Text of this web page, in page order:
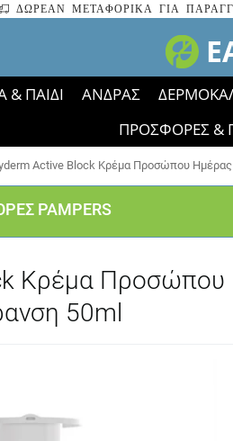
ΔΩΡΕΑΝ ΜΕΤΑΦΟΡΙΚΑ ΓΙΑ
ΠΑΙΔΙ ΑΝΔΡΑΣ
ΠΡΟΣΦΟΡΕΣ &
ΦΕΚ 35935/2023 τα εικονίδια
Active Block Κρέμα Προσώπου Ημέρας
PAMPERS
Κρέμα Προσώπου
50ml